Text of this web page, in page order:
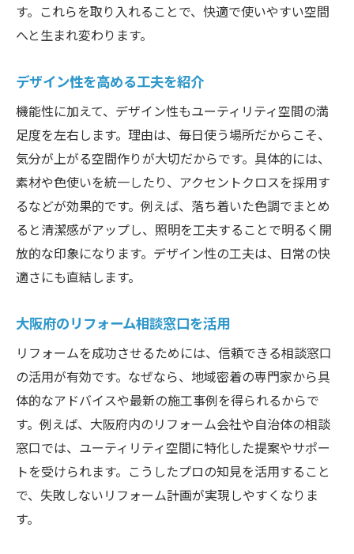
す。これらを取り入れることで、快適で使いやすい空間
へと生まれ変わります。
デザイン性を高める工夫を紹介
機能性に加えて、デザイン性もユーティリティ空間の満
足度を左右します。理由は、毎日使う場所だからこそ、
気分が上がる空間作りが大切だからです。具体的には、
素材や色使いを統一したり、アクセントクロスを採用す
るなどが効果的です。例えば、落ち着いた色調でまとめ
ると清潔感がアップし、照明を工夫することで明るく開
放的な印象になります。デザイン性の工夫は、日常の快
適さにも直結します。
大阪府のリフォーム相談窓口を活用
リフォームを成功させるためには、信頼できる相談窓口
の活用が有効です。なぜなら、地域密着の専門家から具
体的なアドバイスや最新の施工事例を得られるからで
す。例えば、大阪府内のリフォーム会社や自治体の相談
窓口では、ユーティリティ空間に特化した提案やサポー
トを受けられます。こうしたプロの知見を活用すること
で、失敗しないリフォーム計画が実現しやすくなりま
す。